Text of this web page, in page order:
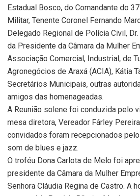
Estadual Bosco, do Comandante do
Militar, Tenente Coronel Fernando
Delegado Regional de Polícia Civil,
da Presidente da Câmara da Mulher
Associação Comercial, Industrial, de
Agronegócios de Araxá (ACIA), Kátia
Secretários Municipais, outras
amigos das homenageadas.
A Reunião solene foi conduzida pelo
mesa diretora, Vereador Fárley
convidados foram recepcionados
som de blues e jazz.
O troféu Dona Carlota de Melo foi
presidente da Câmara da Mulher
Senhora Cláudia Regina de Castro. A